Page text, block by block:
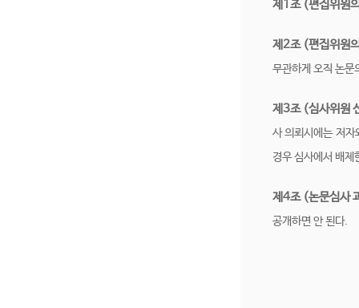
제1조 (편집위원
제2조 (편집위원
무관하게 오직 논문
제3조 (심사위원
사 의뢰시에는 저자
경우 심사에서 배제
제4조 (논문심사
공개하면 안 된다.